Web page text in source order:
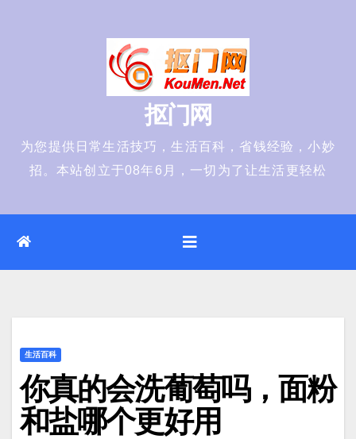
抠门网
为您提供日常生活技巧，生活百科，省钱经验，小妙
招。本站创立于08年6月，一切为了让生活更轻松
生活百科
你真的会洗葡萄吗，面粉
和盐哪个更好用